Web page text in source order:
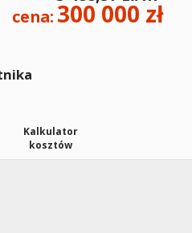
cena: 300 000 zł
Kalkulator
kosztów